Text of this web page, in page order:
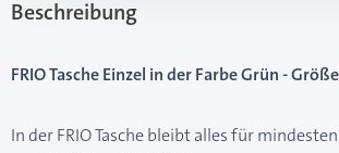
Beschreibung
FRIO Tasche Einzel in der Farbe Grün -
In der FRIO Tasche bleibt alles für